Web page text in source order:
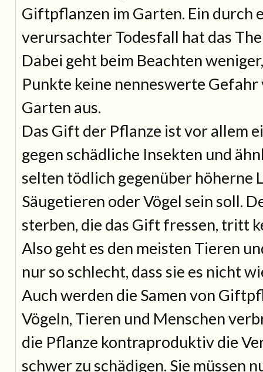
Giftpflanzen im Garten. Ein durch
verursachter Todesfall hat das
Dabei geht beim Beachten
Punkte keine nenneswerte
Garten aus.
Das Gift der Pflanze ist vor allem
gegen schädliche Insekten und
selten tödlich gegenüber höherne
Säugetieren oder Vögel sein soll.
sterben, die das Gift fressen, tritt
Also geht es den meisten Tieren
nur so schlecht, dass sie es nicht
Auch werden die Samen von
Vögeln, Tieren und Menschen
die Pflanze kontraproduktiv die
schwer zu schädigen. Sie müssen